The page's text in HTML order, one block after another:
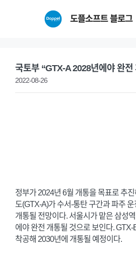
도플소프트 블로그
국토부 “GTX-A 2028년에야 완전
2022-08-26
정부가 2024년 6월 개통을 목표로 추
도(GTX-A)가 수서-통탄 구간과 파주
개통될 전망이다. 서울시가 맡은 삼성
에야 완전 개통될 것으로 보인다. GTX-
착공해 2030년에 개통될 예정이다.